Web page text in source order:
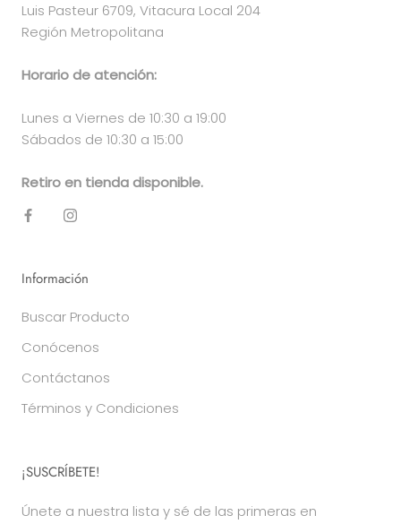
Luis Pasteur 6709, Vitacura Local 204
Región Metropolitana
Horario de atención:
Lunes a Viernes de 10:30 a 19:00
Sábados de 10:30 a 15:00
Retiro en tienda disponible.
Información
Buscar Producto
Conócenos
Contáctanos
Términos y Condiciones
¡SUSCRÍBETE!
Únete a nuestra lista y sé de las primeras en